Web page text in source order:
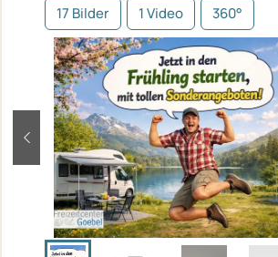
17 Bilder 1 Video 360°
zurück